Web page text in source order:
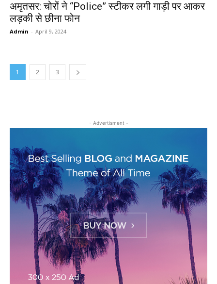
अमृतसर: चोरों ने “Police” स्टीकर लगी गाड़ी पर आकर
लड़की से छीना फोन
Admin - April 9, 2024
1 2 3
- Advertisment -